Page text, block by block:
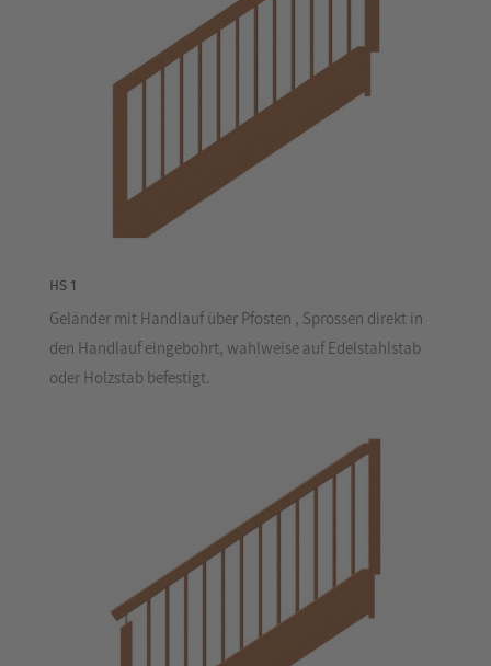
HS 1
Geländer mit Handlauf über Pfosten , Sprossen direkt in
den Handlauf eingebohrt, wahlweise auf Edelstahlstab
oder Holzstab befestigt.